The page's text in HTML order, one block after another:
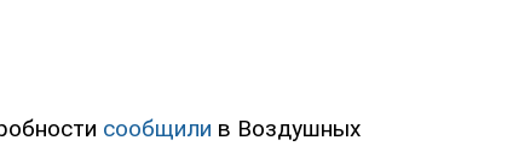
сообщили в Воздушных